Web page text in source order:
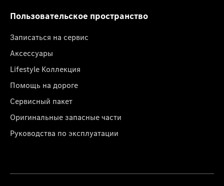
Пользовательское пространство
Записаться на сервис
Аксессуары
Lifestyle Коллекция
Помощь на дороге
Сервисный пакет
Оригинальные запасные части
Руководства по эксплуатации